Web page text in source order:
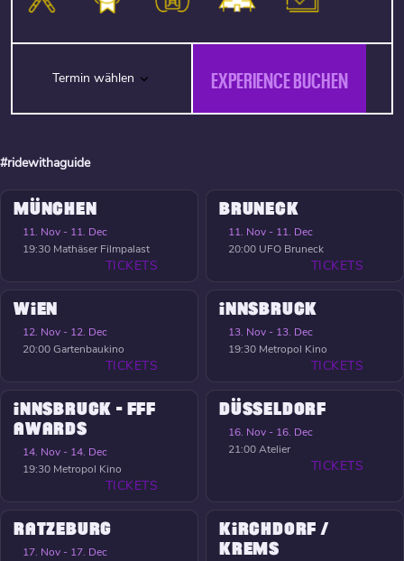
Termin wählen EXPERIENCE BUCHEN
#ridewithaguide
MÜNCHEN
11. Nov - 11. Dec
19:30 Mathäser Filmpalast
TICKETS
BRUNECK
11. Nov - 11. Dec
20:00 UFO Bruneck
TICKETS
WIEN
12. Nov - 12. Dec
20:00Gartenbaukino
TICKETS
INNSBRUCK
13. Nov - 13. Dec
19:30 Metropol Kino
TICKETS
INNSBRUCK - FFF
AWARDS
14. Nov - 14. Dec
19:30 Metropol Kino
TICKETS
DÜSSELDORF
16. Nov - 16. Dec
21:00Atelier
TICKETS
RATZEBURG
17. Nov - 17. Dec
KIRCHDORF /
KREMS